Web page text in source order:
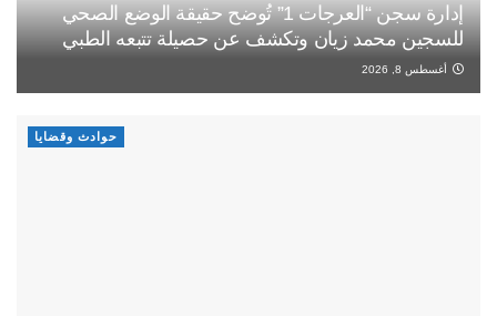
إدارة سجن “العرجات 1” تُوضح حقيقة الوضع الصحي
للسجين محمد زيان وتكشف عن حصيلة تتبعه الطبي
أغسطس 8, 2026
حوادث وقضايا